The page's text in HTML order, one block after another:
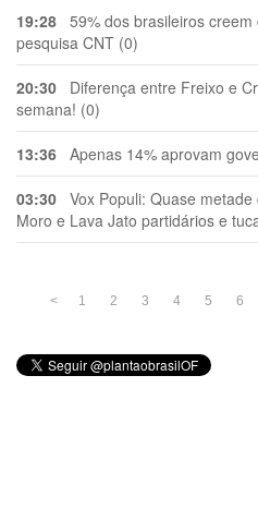
19:28 59% dos brasileiros
pesquisa CNT (0)
20:30 Diferença entre Freixo e
semana! (0)
13:36 Apenas 14% aprovam
03:30 Vox Populi: Quase
Moro e Lava Jato partidários e
< 1 2 3 4 5 6